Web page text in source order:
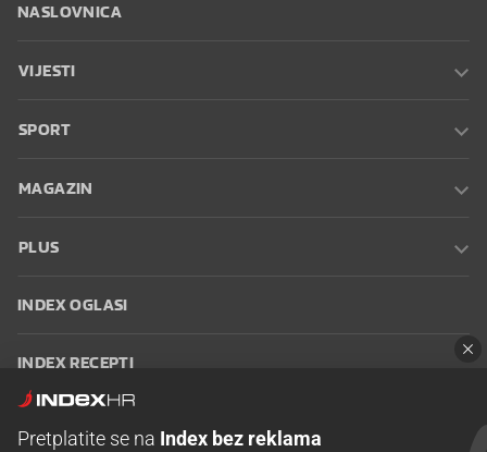
NASLOVNICA
VIJESTI
SPORT
MAGAZIN
PLUS
INDEX OGLASI
INDEX RECEPTI
Pretplatite se na Index bez reklama